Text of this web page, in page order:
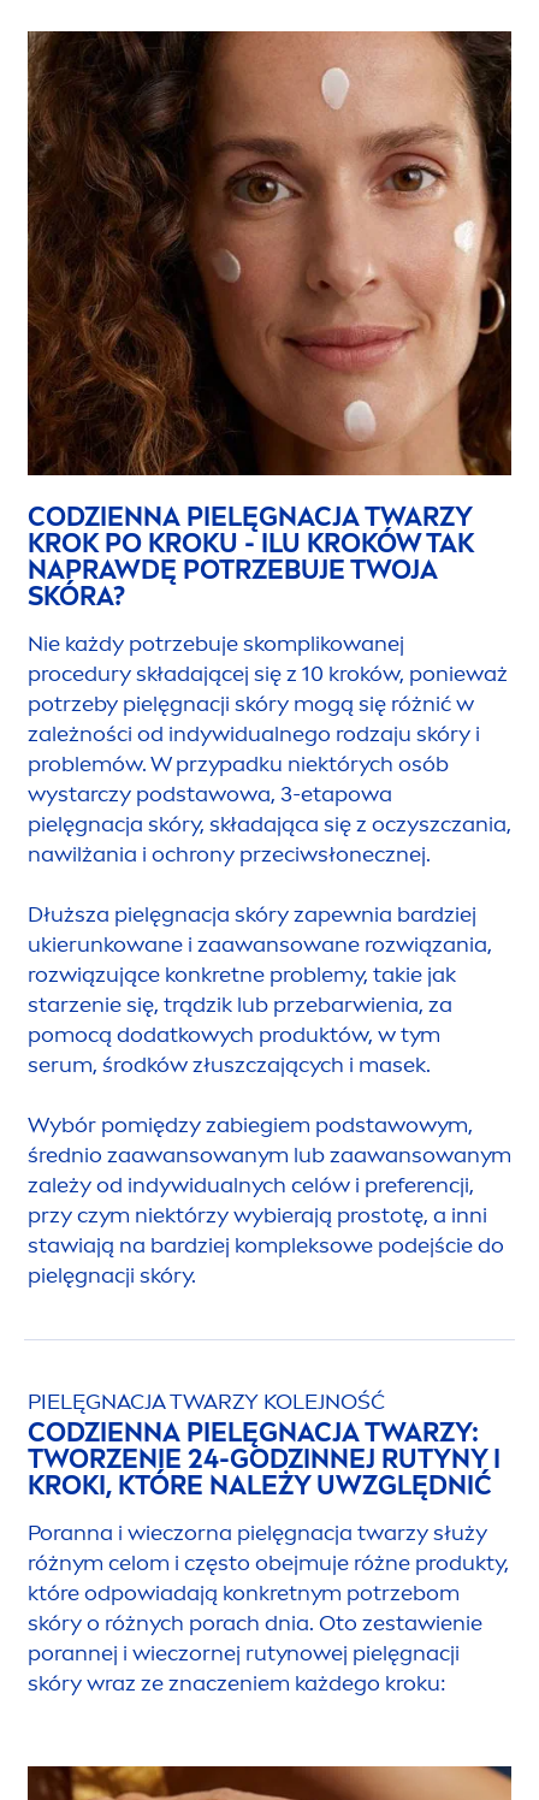
CODZIENNA PIELĘGNACJA TWARZY
KROK PO KROKU - ILU KROKÓW TAK
NAPRAWDĘ POTRZEBUJE TWOJA
SKÓRA?
Nie każdy potrzebuje skomplikowanej
procedury składającej się z 10 kroków, ponieważ
potrzeby pielęgnacji skóry mogą się różnić w
zależności od indywidualnego rodzaju skóry i
problemów. W przypadku niektórych osób
wystarczy podstawowa, 3-etapowa
pielęgnacja skóry, składająca się z oczyszczania,
nawilżania i ochrony przeciwsłonecznej.
Dłuższa pielęgnacja skóry zapewnia bardziej
ukierunkowane i zaawansowane rozwiązania,
rozwiązujące konkretne problemy, takie jak
starzenie się, trądzik lub przebarwienia, za
pomocą dodatkowych produktów, w tym
serum, środków złuszczających i masek.
Wybór pomiędzy zabiegiem podstawowym,
średnio zaawansowanym lub zaawansowanym
zależy od indywidualnych celów i preferencji,
przy czym niektórzy wybierają prostotę, a inni
stawiają na bardziej kompleksowe podejście do
pielęgnacji skóry.
PIELĘGNACJA TWARZY KOLEJNOŚĆ
CODZIENNA PIELĘGNACJA TWARZY:
TWORZENIE 24-GODZINNEJ RUTYNY I
KROKI, KTÓRE NALEŻY UWZGLĘDNIĆ
Poranna i wieczorna pielęgnacja twarzy służy
różnym celom i często obejmuje różne produkty,
które odpowiadają konkretnym potrzebom
skóry o różnych porach dnia. Oto zestawienie
porannej i wieczornej rutynowej pielęgnacji
skóry wraz ze znaczeniem każdego kroku: